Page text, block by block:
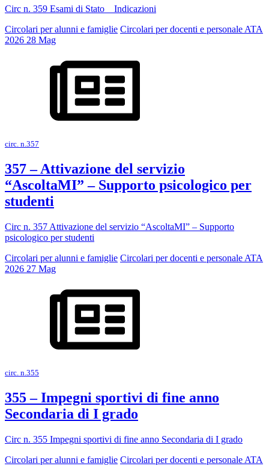
Circ n. 359 Esami di Stato _ Indicazioni
Circolari per alunni e famiglie Circolari per docenti e personale ATA
2026 28 Mag
circ. n.357
357 – Attivazione del servizio
“AscoltaMI” – Supporto psicologico per
studenti
Circ n. 357 Attivazione del servizio “AscoltaMI” – Supporto
psicologico per studenti
Circolari per alunni e famiglie Circolari per docenti e personale ATA
2026 27 Mag
circ. n.355
355 – Impegni sportivi di fine anno
Secondaria di I grado
Circ n. 355 Impegni sportivi di fine anno Secondaria di I grado
Circolari per alunni e famiglie Circolari per docenti e personale ATA